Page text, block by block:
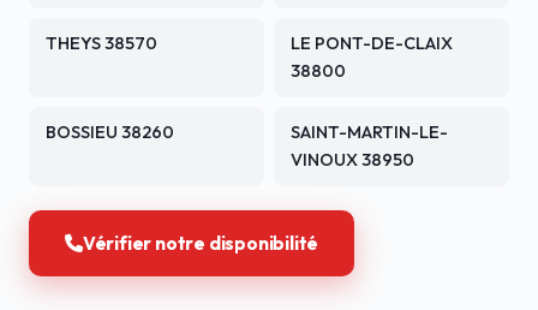
THEYS 38570
LE PONT-DE-CLAIX
38800
BOSSIEU 38260
SAINT-MARTIN-LE-
VINOUX 38950
Vérifier notre disponibilité